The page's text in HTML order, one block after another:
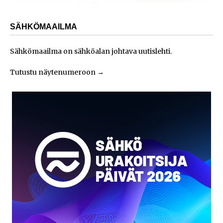
SÄHKÖMAAILMA
Sähkömaailma on sähköalan johtava uutislehti.
Tutustu näytenumeroon →